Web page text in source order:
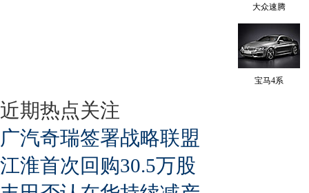
大众速腾
宝马4系
近期热点关注
广汽奇瑞签署战略联盟
江淮首次回购30.5万股